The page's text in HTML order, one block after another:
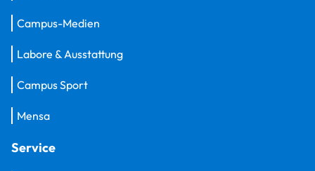
Campus-Medien
Labore & Ausstattung
Campus Sport
Mensa
Service